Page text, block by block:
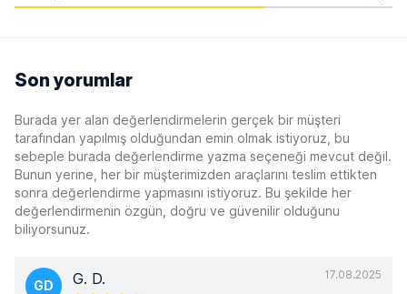
Son yorumlar
Burada yer alan değerlendirmelerin gerçek bir müşteri
tarafından yapılmış olduğundan emin olmak istiyoruz, bu
sebeple burada değerlendirme yazma seçeneği mevcut değil.
Bunun yerine, her bir müşterimizden araçlarını teslim ettikten
sonra değerlendirme yapmasını istiyoruz. Bu şekilde her
değerlendirmenin özgün, doğru ve güvenilir olduğunu
biliyorsunuz.
17.08.2025
GD G. D.